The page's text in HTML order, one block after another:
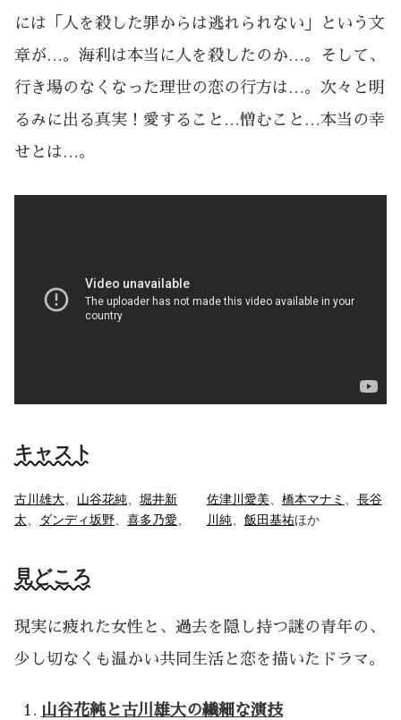
には「人を殺した罪からは逃れられない」という文
章が…。海利は本当に人を殺したのか…。そして、
行き場のなくなった理世の恋の行方は…。次々と明
るみに出る真実！愛すること…憎むこと…本当の幸
せとは…。
キャスト
古川雄大 山谷花純
堀井新
太
ダンディ坂野 喜多乃愛
佐津川愛美 橋本マナミ
長谷
川純、 飯田基祐ほか
見どころ
現実に疲れた女性と、過去を隠し持つ謎の青年の、
少し切なくも温かい共同生活と恋を描いたドラマ。
山谷花純と古川雄大の繊細な演技